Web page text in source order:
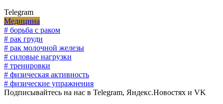
Telegram
Медицина
# борьба с раком
# рак груди
# рак молочной железы
# силовые нагрузки
# тренировки
# физическая активность
# физические упражнения
Подписывайтесь на нас в Telegram, Яндекс.Новостях и VK